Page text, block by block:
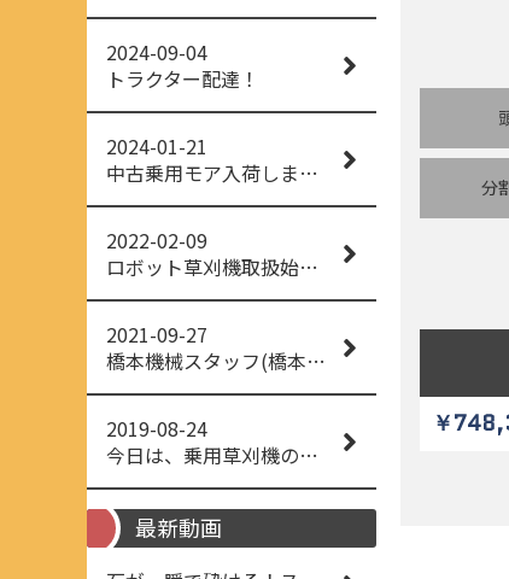
2024-09-04
トラクター配達！
2024-01-21
中古乗用モア入荷しました！
2022-02-09
ロボット草刈機取扱始めました！
2021-09-27
橋本機械スタッフ(橋本機械(株))
2019-08-24
今日は、乗用草刈機の納品でした！ 流行りの、4WD！ #イセキアグリ #オーレック #四駆 #増税間近
最新動画
分
￥